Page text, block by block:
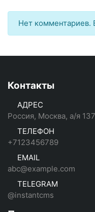
Нет комментариев.
Контакты
АДРЕС
Россия, Москва, а/я 137
ТЕЛЕФОН
+7123456789
EMAIL
abc@example.com
TELEGRAM
@instantcms